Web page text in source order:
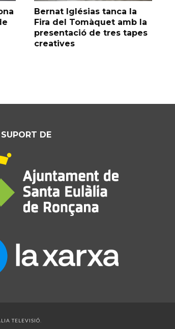
Bernat Iglésias tanca la
Fira del Tomàquet amb la
presentació de tres tapes
creatives
DE
TELEVISIÓ